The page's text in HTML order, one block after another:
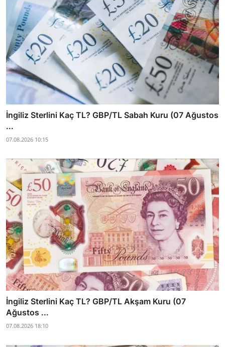
İngiliz Sterlini Kaç TL? GBP/TL Sabah Kuru (07 Ağustos
...
07.08.2026 10:15
İngiliz Sterlini Kaç TL? GBP/TL Akşam Kuru (07
Ağustos ...
07.08.2026 18:10